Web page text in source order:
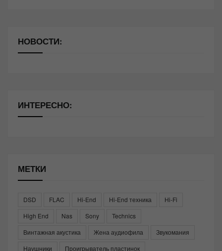
НОВОСТИ:
ИНТЕРЕСНО:
МЕТКИ
DSD FLAC Hi-End Hi-End техника
Hi-Fi
High End
Nas Sony
Technics
Винтажная акустика
Жена аудиофила
Звукомания
Наушники
Проигрыватель пластинок